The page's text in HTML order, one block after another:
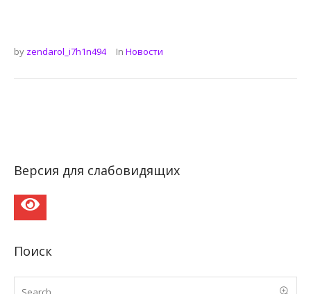
by zendarol_i7h1n494 In Новости
Версия для слабовидящих
Поиск